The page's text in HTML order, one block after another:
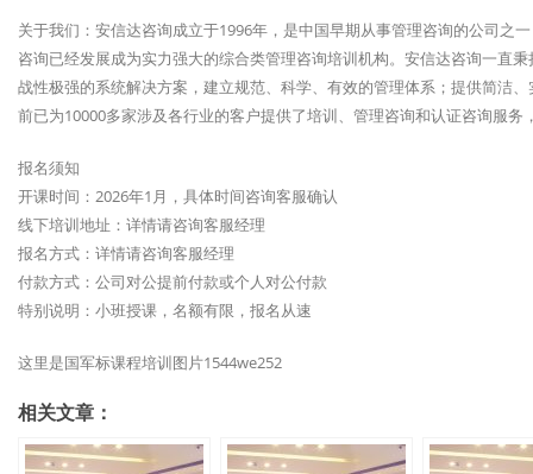
关于我们：安信达咨询成立于1996年，是中国早期从事管理咨询的公司之
咨询已经发展成为实力强大的综合类管理咨询培训机构。安信达咨询一直
战性极强的系统解决方案，建立规范、科学、有效的管理体系；提供简洁
前已为10000多家涉及各行业的客户提供了培训、管理咨询和认证咨询服
报名须知
开课时间：2026年1月，具体时间咨询客服确认
线下培训地址：详情请咨询客服经理
报名方式：详情请咨询客服经理
付款方式：公司对公提前付款或个人对公付款
特别说明：小班授课，名额有限，报名从速
这里是国军标课程培训图片1544we252
相关文章：